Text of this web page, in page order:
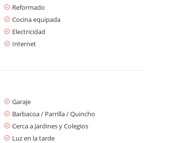
Reformado
Cocina equipada
Electricidad
Internet
Garaje
Barbacoa / Parrilla / Quincho
Cerca a Jardines y Colegios
Luz en la tarde